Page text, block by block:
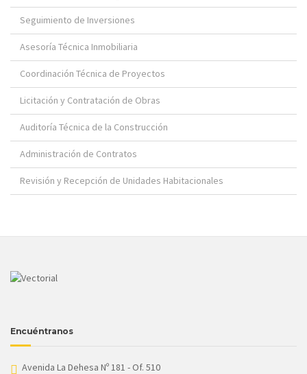
Seguimiento de Inversiones
Asesoría Técnica Inmobiliaria
Coordinación Técnica de Proyectos
Licitación y Contratación de Obras
Auditoría Técnica de la Construcción
Administración de Contratos
Revisión y Recepción de Unidades Habitacionales
Encuéntranos
Avenida La Dehesa Nº 181 - Of. 510